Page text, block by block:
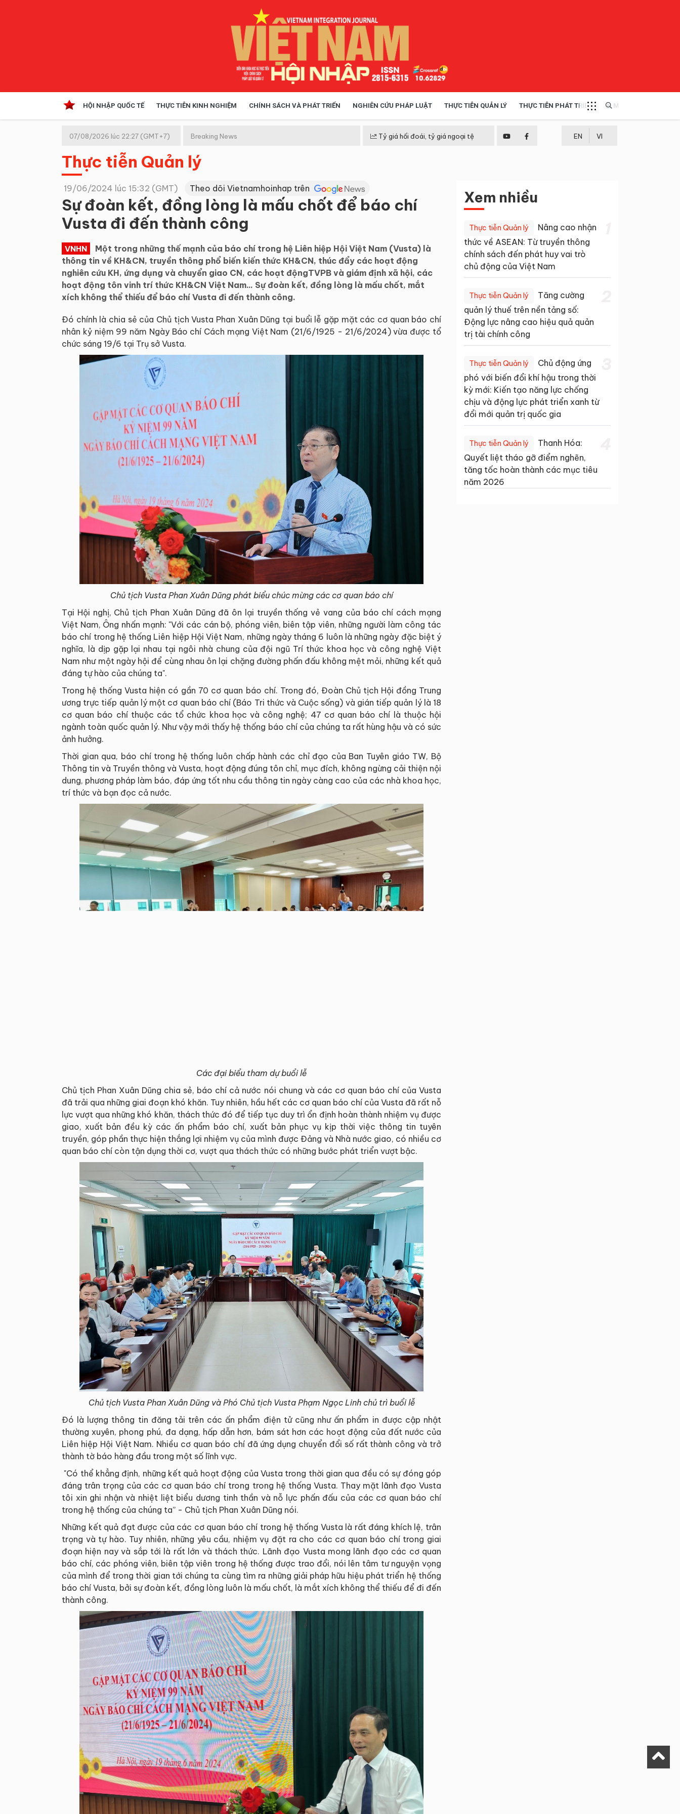
HỘI NHẬP QUỐC TẾ THỰC TIỄN KINH NGHIỆM CHÍNH SÁCH VÀ PHÁT TRIỂN NGHIÊN CỨU PHÁP LUẬT THỰC TIỄN QUẢN LÝ THỰC TIỄN PHÁT TRIỂN MULTIMEDIA
Kinh tế hội nhập
Doanh nghiệp
07/08/2026 lúc 22:27 (GMT+7) Breaking News Tỷ giá hối đoái, tỷ giá ngoại tệ EN VI
Thực tiễn Quản lý
19/06/2024 lúc 15:32 (GMT) Theo dõi Vietnamhoinhap trên
Sự đoàn kết, đồng lòng là mấu chốt để báo chí
Vusta đi đến thành công
VNHN
Một trong những thế mạnh của báo chí trong hệ Liên hiệp Hội Việt Nam (Vusta) là
thông tin về KH&CN, truyền thông phổ biến kiến thức KH&CN, thúc đẩy các hoạt động
nghiên cứu KH, ứng dụng và chuyển giao CN, các hoạt độngTVPB và giám định xã hội, các
hoạt động tôn vinh trí thức KH&CN Việt Nam... Sự đoàn kết, đồng lòng là mấu chốt, mắt
xích không thể thiếu để báo chí Vusta đi đến thành công.
Đó chính là chia sẻ của Chủ tịch Vusta Phan Xuân Dũng tại buổi lễ gặp mặt các cơ quan báo chí
nhân kỷ niệm 99 năm Ngày Báo chí Cách mạng Việt Nam (21/6/1925 - 21/6/2024) vừa được tổ
chức sáng 19/6 tại Trụ sở Vusta.
Chủ tịch Vusta Phan Xuân Dũng phát biểu chúc mừng các cơ quan báo chí
Tại Hội nghị, Chủ tịch Phan Xuân Dũng đã ôn lại truyền thống vẻ vang của báo chí cách mạng
Việt Nam, Ông nhấn mạnh: "Với các cán bộ, phóng viên, biên tập viên, những người làm công tác
báo chí trong hệ thống Liên hiệp Hội Việt Nam, những ngày tháng 6 luôn là những ngày đặc biệt ý
nghĩa, là dịp gặp lại nhau tại ngôi nhà chung của đội ngũ Trí thức khoa học và công nghệ Việt
Nam như một ngày hội để cùng nhau ôn lại chặng đường phấn đấu không mệt mỏi, những kết quả
đáng tự hào của chúng ta".
Trong hệ thống Vusta hiện có gần 70 cơ quan báo chí. Trong đó, Đoàn Chủ tịch Hội đồng Trung
ương trực tiếp quản lý một cơ quan báo chí (Báo Tri thức và Cuộc sống) và gián tiếp quản lý là 18
cơ quan báo chí thuộc các tổ chức khoa học và công nghệ; 47 cơ quan báo chí là thuộc hội
ngành toàn quốc quản lý. Như vậy mới thấy hệ thống báo chí của chúng ta rất hùng hậu và có sức
ảnh hưởng.
Thời gian qua, báo chí trong hệ thống luôn chấp hành các chỉ đạo của Ban Tuyên giáo TW, Bộ
Thông tin và Truyền thông và Vusta, hoạt động đúng tôn chỉ, mục đích, không ngừng cải thiện nội
dung, phương pháp làm báo, đáp ứng tốt nhu cầu thông tin ngày càng cao của các nhà khoa học,
trí thức và bạn đọc cả nước.
Các đại biểu tham dự buổi lễ
Chủ tịch Phan Xuân Dũng chia sẻ, báo chí cả nước nói chung và các cơ quan báo chí của Vusta
đã trải qua những giai đoạn khó khăn. Tuy nhiên, hầu hết các cơ quan báo chí của Vusta đã rất nỗ
lực vượt qua những khó khăn, thách thức đó để tiếp tục duy trì ổn định hoàn thành nhiệm vụ được
giao, xuất bản đều kỳ các ấn phẩm báo chí, xuất bản phục vụ kịp thời việc thông tin tuyên
truyền, góp phần thực hiện thắng lợi nhiệm vụ của mình được Đảng và Nhà nước giao, có nhiều cơ
quan báo chí còn tận dụng thời cơ, vượt qua thách thức có những bước phát triển vượt bậc.
Chủ tịch Vusta Phan Xuân Dũng và Phó Chủ tịch Vusta Phạm Ngọc Linh chủ trì buổi lễ
Đó là lượng thông tin đăng tải trên các ấn phẩm điện tử cũng như ấn phẩm in được cập nhật
thường xuyên, phong phú, đa dạng, hấp dẫn hơn, bám sát hơn các hoạt động của đất nước của
Liên hiệp Hội Việt Nam. Nhiều cơ quan báo chí đã ứng dụng chuyển đổi số rất thành công và trở
thành tờ báo hàng đầu trong một số lĩnh vực.
"Có thể khẳng định, những kết quả hoạt động của Vusta trong thời gian qua đều có sự đóng góp
đáng trân trọng của các cơ quan báo chí trong trong hệ thống Vusta. Thay mặt lãnh đạo Vusta
tôi xin ghi nhận và nhiệt liệt biểu dương tinh thần và nỗ lực phấn đấu của các cơ quan báo chí
trong hệ thống của chúng ta” - Chủ tịch Phan Xuân Dũng nói.
Những kết quả đạt được của các cơ quan báo chí trong hệ thống Vusta là rất đáng khích lệ, trân
trọng và tự hào. Tuy nhiên, những yêu cầu, nhiệm vụ đặt ra cho các cơ quan báo chí trong giai
đoạn hiện nay và sắp tới là rất lớn và thách thức. Lãnh đạo Vusta mong lãnh đạo các cơ quan
báo chí, các phóng viên, biên tập viên trong hệ thống được trao đổi, nói lên tâm tư nguyện vọng
của mình để trong thời gian tới chúng ta cùng tìm ra những giải pháp hữu hiệu phát triển hệ thống
báo chí Vusta, bởi sự đoàn kết, đồng lòng luôn là mấu chốt, là mắt xích không thể thiếu để đi đến
thành công.
Xem nhiều
Thực tiễn Quản lý
Nâng cao nhận
thức về ASEAN: Từ truyền thông
chính sách đến phát huy vai trò
chủ động của Việt Nam
Thực tiễn Quản lý
Tăng cường
quản lý thuế trên nền tảng số:
Động lực nâng cao hiệu quả quản
trị tài chính công
Thực tiễn Quản lý
Chủ động ứng
phó với biến đổi khí hậu trong thời
kỳ mới: Kiến tạo năng lực chống
chịu và động lực phát triển xanh từ
đổi mới quản trị quốc gia
Thực tiễn Quản lý
Thanh Hóa:
Quyết liệt tháo gỡ điểm nghẽn,
tăng tốc hoàn thành các mục tiêu
năm 2026